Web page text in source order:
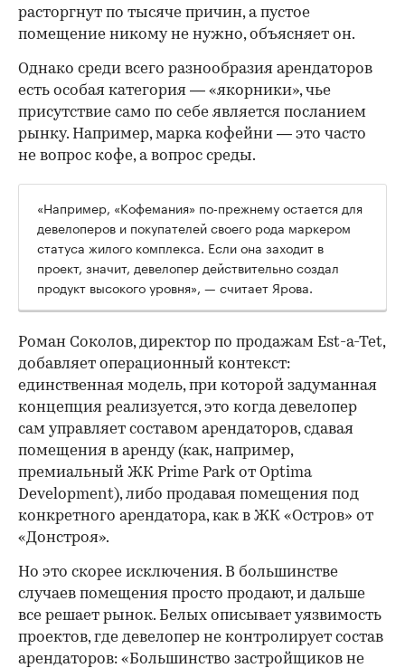
расторгнут по тысяче причин, а пустое
помещение никому не нужно, объясняет он.
Однако среди всего разнообразия арендаторов
есть особая категория — «якорники», чье
присутствие само по себе является посланием
рынку. Например, марка кофейни — это часто
не вопрос кофе, а вопрос среды.
«Например, «Кофемания» по-прежнему остается для
девелоперов и покупателей своего рода маркером
статуса жилого комплекса. Если она заходит в
проект, значит, девелопер действительно создал
продукт высокого уровня», — считает Ярова.
Роман Соколов, директор по продажам Est-a-Tet,
добавляет операционный контекст:
единственная модель, при которой задуманная
концепция реализуется, это когда девелопер
сам управляет составом арендаторов, сдавая
помещения в аренду (как, например,
премиальный ЖК Prime Park от Optima
Development), либо продавая помещения под
конкретного арендатора, как в ЖК «Остров» от
«Донстроя».
Но это скорее исключения. В большинстве
случаев помещения просто продают, и дальше
все решает рынок. Белых описывает уязвимость
проектов, где девелопер не контролирует состав
арендаторов: «Большинство застройщиков не